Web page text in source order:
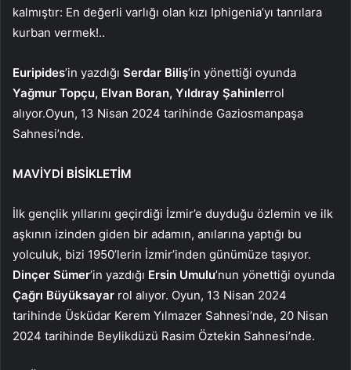
kalmıştır: En değerli varlığı olan kızı Iphigenia’yı tanrılara
kurban vermek!..
Euripides’in yazdığı Serdar Biliş’in yönettiği oyunda
Yağmur Topçu, Elvan Boran, Yıldıray Şahinlerrol
alıyor.Oyun, 13 Nisan 2024 tarihinde Gaziosmanpaşa
Sahnesi’nde.
MAVİYDİ BİSİKLETİM
İlk gençlik yıllarını geçirdiği İzmir’e duyduğu özlemin ve ilk
aşkının izinden giden bir adamın, anılarına yaptığı bu
yolculuk, bizi 1950’lerin İzmir’inden günümüze taşıyor.
Dinçer Sümer’in yazdığı Ersin Umulu’nun yönettiği oyunda
Çağrı Büyüksayar rol alıyor. Oyun, 13 Nisan 2024
tarihinde Üsküdar Kerem Yılmazer Sahnesi’nde, 20 Nisan
2024 tarihinde Beylikdüzü Rasim Öztekin Sahnesi’nde.